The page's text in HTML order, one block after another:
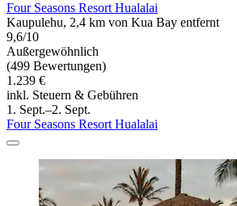
Four Seasons Resort Hualalai
Kaupulehu, 2,4 km von Kua Bay entfernt
9,6/10
Außergewöhnlich
(499 Bewertungen)
1.239 €
inkl. Steuern & Gebühren
1. Sept.–2. Sept.
Four Seasons Resort Hualalai